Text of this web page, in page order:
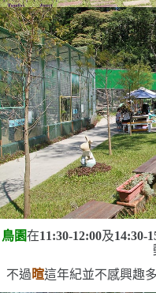
鳥園在11:30-12:00及14:30-
不過 暄這年紀並不感興趣